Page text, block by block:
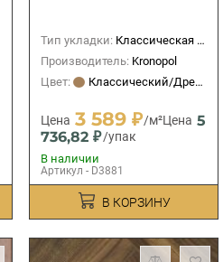
Тип укладки: Классическая (прямая)
Производитель: Kronopol
Цвет:
Классический/Древесный
Цена 3 589 ₽/м²Цена 5
736,82 ₽/упак
В наличии
Артикул - D3881
В КОРЗИНУ